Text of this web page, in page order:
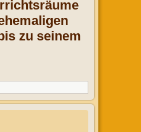
zu seinem